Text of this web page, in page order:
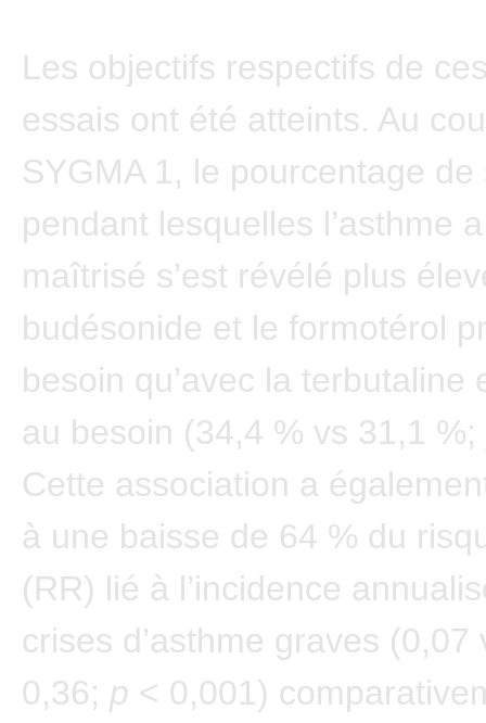
Les objectifs respectifs de
essais ont été atteints. Au
SYGMA 1, le pourcentage
pendant lesquelles l’asthme
maîtrisé s’est révélé plus
budésonide et le formotérol
besoin qu’avec la terbutaline
au besoin (34,4 % vs 31,1 %;
Cette association a
à une baisse de 64 % du
(RR) lié à l’incidence
crises d’asthme graves (0,07
0,36; p < 0,001)